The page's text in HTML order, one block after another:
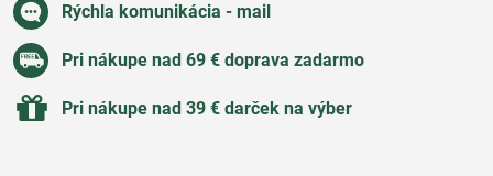
Rýchla komunikácia - mail
Pri nákupe nad 69 € doprava zadarmo
Pri nákupe nad 39 € darček na výber